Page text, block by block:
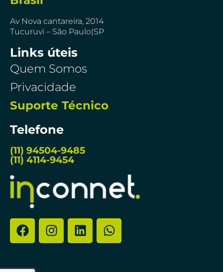
Av Nova cantareira, 2014
Tucuruvi – São Paulo|SP
Links úteis
Quem Somos
Privacidade
Suporte Técnico
Telefone
(11) 94504-9485
(11) 4114-9454